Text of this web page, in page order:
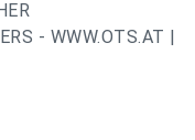
- WWW.OTS.AT |